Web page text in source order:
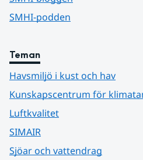
SMHI-podden
Teman
Havsmiljö i kust och hav
Kunskapscentrum för
Luftkvalitet
SIMAIR
Sjöar och vattendrag